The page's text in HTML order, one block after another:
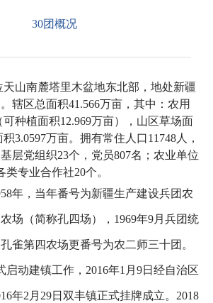
30团概况
山南麓塔里木盆地东北部，地处新疆
辖区总面积41.566万亩，其中：农用
可种植面积12.969万亩），山区草场面
3.0597万亩。拥有常住人口11748人，
层党组织23个，党员807名；农业单位
类专业合作社20个。
年，当年番号为新疆生产建设兵团农
场（简称孔四场），1969年9月兵团统
雀第四农场更番号为农二师三十团。
启动建镇工作，2016年1月9日经自治区
年2月29日双丰镇正式挂牌成立。2018